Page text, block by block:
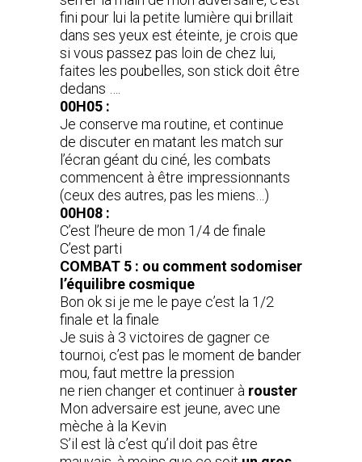
fini pour lui la petite lumière qui brillait
dans ses yeux est éteinte, je crois que
si vous passez pas loin de chez lui,
faites les poubelles, son stick doit être
dedans ….
00H05 :
Je conserve ma routine, et continue
de discuter en matant les match sur
l’écran géant du ciné, les combats
commencent à être impressionnants
(ceux des autres, pas les miens…)
00H08 :
C’est l’heure de mon 1/4 de finale
C’est parti
COMBAT 5 : ou comment sodomiser
l’équilibre cosmique
Bon ok si je me le paye c’est la 1/2
finale et la finale
Je suis à 3 victoires de gagner ce
tournoi, c’est pas le moment de bander
mou, faut mettre la pression
ne rien changer et continuer à rouster
Mon adversaire est jeune, avec une
mèche à la Kevin
S’il est là c’est qu’il doit pas être